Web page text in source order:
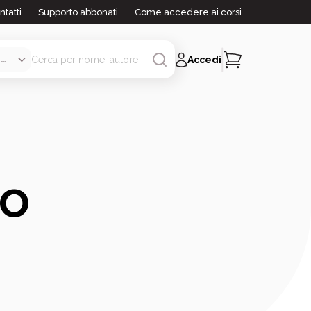
Supporto abbonati Come accedere ai corsi
Accedi